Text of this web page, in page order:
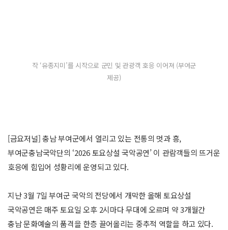
작 ‘유종지미’를 시작으로 군민 및 관광객 호응 이어져 (부여군
제공)
[금요저널] 충남 부여군에서 열리고 있는 전통의 멋과 흥,
부여군충남국악단의 ‘2026 토요상설 국악공연’ 이 관람객들의 뜨거운
호응에 힘입어 성황리에 운영되고 있다.
지난 3월 7일 부여군 국악의 전당에서 개막한 올해 토요상설
국악공연은 매주 토요일 오후 2시마다 무대에 오르며 약 3개월간
충남 문화예술의 품격을 한층 끌어올리는 중추적 역할을 하고 있다.